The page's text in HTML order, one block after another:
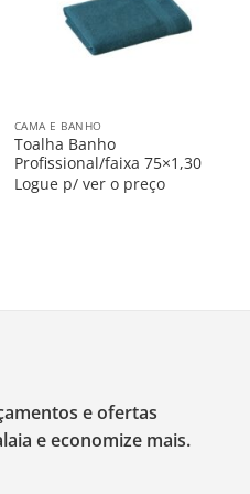
CAMA E BANHO
Toalha Banho
Profissional/faixa 75×1,30
Logue p/ ver o preço
e ofertas
e economize mais.